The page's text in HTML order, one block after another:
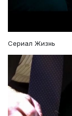
Сериал Жизнь